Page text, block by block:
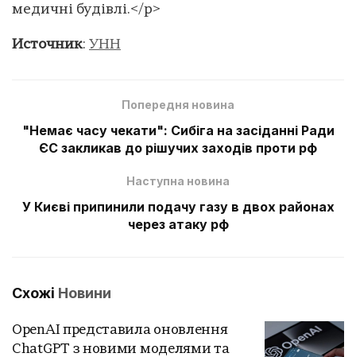
медичні будівлі.</p>
Источник: УНН
Попередня новина
"Немає часу чекати": Сибіга на засіданні Ради
ЄС закликав до рішучих заходів проти рф
Наступна новина
У Києві припинили подачу газу в двох районах
через атаку рф
Схожі Новини
OpenAI представила оновлення
ChatGPT з новими моделями та